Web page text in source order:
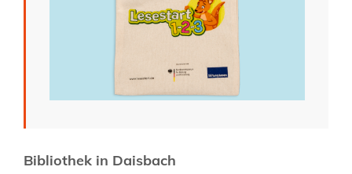
Bibliothek in Daisbach